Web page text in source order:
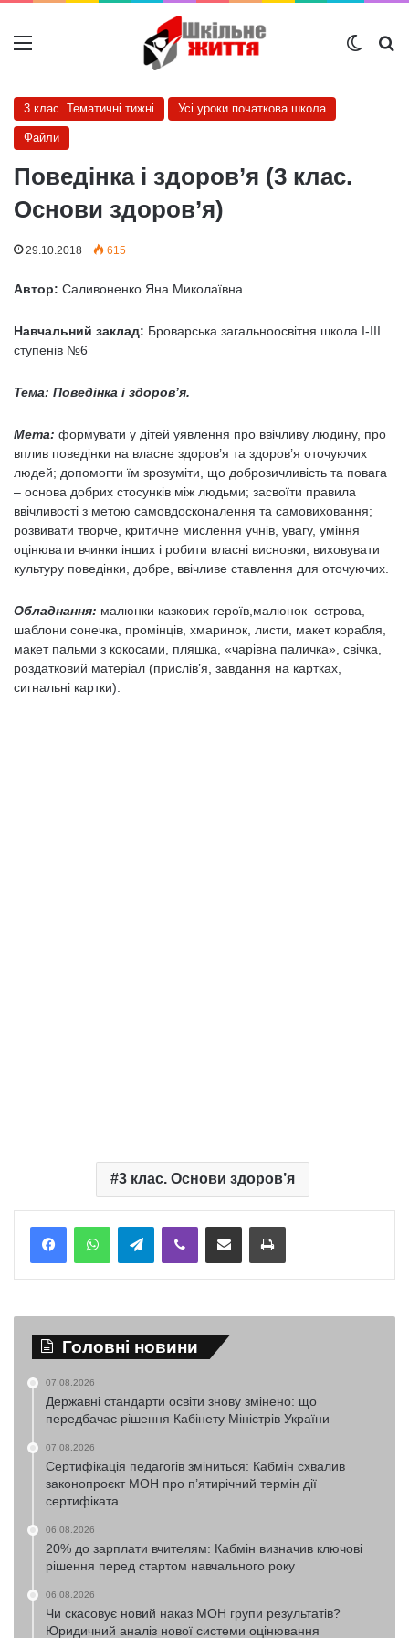
Меню
3 клас. Тематичні тижні Усі уроки початкова школа
Файли
Поведінка і здоров’я (3 клас.
Основи здоров’я)
29.10.2018 615
Автор: Саливоненко Яна Миколаївна
Навчальний заклад: Броварська загальноосвітня школа I-III
ступенів №6
Тема: Поведінка і здоров’я.
Мета: формувати у дітей уявлення про ввічливу людину, про
вплив поведінки на власне здоров’я та здоров’я оточуючих
людей; допомогти їм зрозуміти, що доброзичливість та повага
– основа добрих стосунків між людьми; засвоїти правила
ввічливості з метою самовдосконалення та самовиховання;
розвивати творче, критичне мислення учнів, увагу, уміння
оцінювати вчинки інших і робити власні висновки; виховувати
культуру поведінки, добре, ввічливе ставлення для оточуючих.
Обладнання: малюнки казкових героїв,малюнок острова,
шаблони сонечка, промінців, хмаринок, листи, макет корабля,
макет пальми з кокосами, пляшка, «чарівна паличка», свічка,
роздатковий матеріал (прислів’я, завдання на картках,
сигнальні картки).
3 клас. Основи здоров’я
TelegramViber Надіслати електронною поштоюНадрукувати
Головні новини
07.08.2026
Державні стандарти освіти знову змінено: що
передбачає рішення Кабінету Міністрів України
07.08.2026
Сертифікація педагогів зміниться: Кабмін схвалив
законопроєкт МОН про п’ятирічний термін дії
сертифіката
06.08.2026
20% до зарплати вчителям: Кабмін визначив ключові
рішення перед стартом навчального року
06.08.2026
Чи скасовує новий наказ МОН групи результатів?
Юридичний аналіз нової системи оцінювання